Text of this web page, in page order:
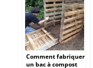
Comment fabriquer
un bac à compost